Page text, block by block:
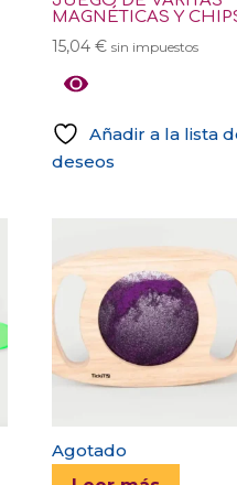
MAGNÉTICAS Y
15,04 € sin impuestos
Añadir a la lista
deseos
Agotado